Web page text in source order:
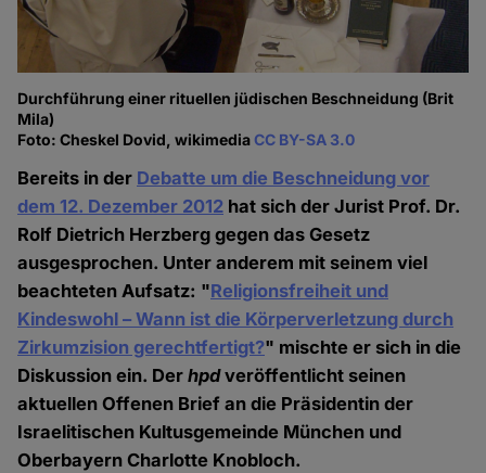
Durchführung einer rituellen jüdischen Beschneidung (Brit
Mila)
Foto: Cheskel Dovid, wikimediaCC BY-SA 3.0
Bereits in der Debatte um die Beschneidung vor
dem 12. Dezember 2012 hat sich der Jurist Prof. Dr.
Rolf Dietrich Herzberg gegen das Gesetz
ausgesprochen. Unter anderem mit seinem viel
beachteten Aufsatz: "Religionsfreiheit und
Kindeswohl – Wann ist die Körperverletzung durch
Zirkumzision gerechtfertigt?" mischte er sich in die
Diskussion ein. Derhpdveröffentlicht seinen
aktuellen Offenen Brief an die Präsidentin der
Israelitischen Kultusgemeinde München und
Oberbayern Charlotte Knobloch.